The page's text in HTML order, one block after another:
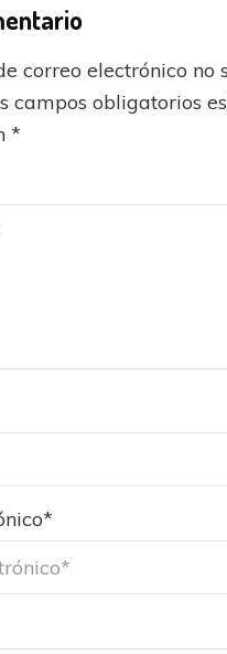
correo electrónico no
campos obligatorios
*
*